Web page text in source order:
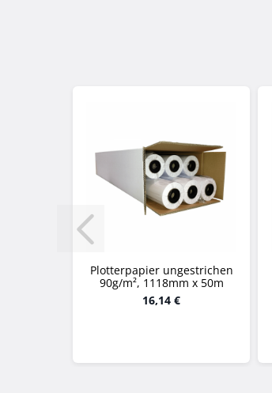
Plotterpapier ungestrichen
90g/m², 1118mm x 50m
16,14 €